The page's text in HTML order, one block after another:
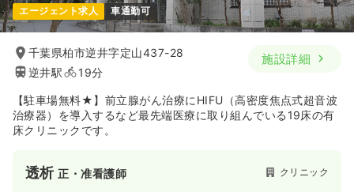
エージェント求人 車通勤可
千葉県柏市逆井字定山437-28
逆井駅
19分
施設詳細
【駐車場無料★】前立腺がん治療にHIFU（高密度焦点式超音波
治療器）を導入するなど最先端医療に取り組んでいる19床の有
床クリニックです。
透析正・准看護師 クリニック